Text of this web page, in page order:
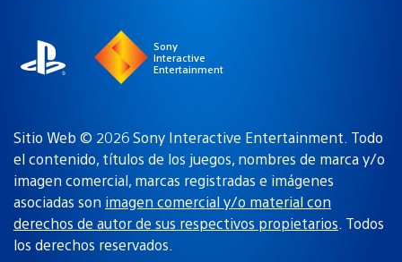
Sony
Interactive
Entertainment
Sitio Web © 2026 Sony Interactive Entertainment. Todo
el contenido, títulos de los juegos, nombres de marca y/o
imagen comercial, marcas registradas e imágenes
asociadas son imagen comercial y/o material con
derechos de autor de sus respectivos propietarios. Todos
los derechos reservados.